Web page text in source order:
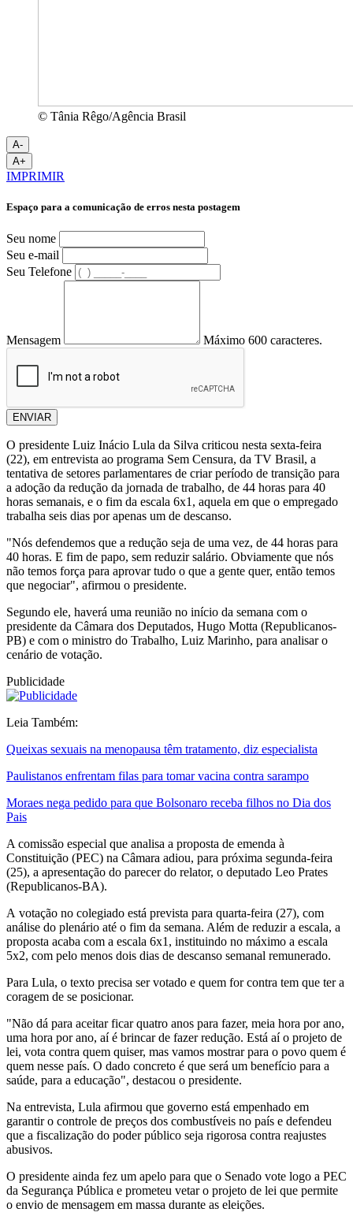
© Tânia Rêgo/Agência Brasil
A-
A+
IMPRIMIR
Espaço para a comunicação de erros nesta postagem
Seu nome
Seu e-mail
Seu Telefone
Mensagem Máximo 600 caracteres.
ENVIAR
O presidente Luiz Inácio Lula da Silva criticou nesta sexta-feira
(22), em entrevista ao programa Sem Censura, da TV Brasil, a
tentativa de setores parlamentares de criar período de transição para
a adoção da redução da jornada de trabalho, de 44 horas para 40
horas semanais, e o fim da escala 6x1, aquela em que o empregado
trabalha seis dias por apenas um de descanso.
"Nós defendemos que a redução seja de uma vez, de 44 horas para
40 horas. E fim de papo, sem reduzir salário. Obviamente que nós
não temos força para aprovar tudo o que a gente quer, então temos
que negociar", afirmou o presidente.
Segundo ele, haverá uma reunião no início da semana com o
presidente da Câmara dos Deputados, Hugo Motta (Republicanos-
PB) e com o ministro do Trabalho, Luiz Marinho, para analisar o
cenário de votação.
Publicidade
Leia Também:
Queixas sexuais na menopausa têm tratamento, diz especialista
Paulistanos enfrentam filas para tomar vacina contra sarampo
Moraes nega pedido para que Bolsonaro receba filhos no Dia dos
Pais
A comissão especial que analisa a proposta de emenda à
Constituição (PEC) na Câmara adiou, para próxima segunda-feira
(25), a apresentação do parecer do relator, o deputado Leo Prates
(Republicanos-BA).
A votação no colegiado está prevista para quarta-feira (27), com
análise do plenário até o fim da semana. Além de reduzir a escala, a
proposta acaba com a escala 6x1, instituindo no máximo a escala
5x2, com pelo menos dois dias de descanso semanal remunerado.
Para Lula, o texto precisa ser votado e quem for contra tem que ter a
coragem de se posicionar.
"Não dá para aceitar ficar quatro anos para fazer, meia hora por ano,
uma hora por ano, aí é brincar de fazer redução. Está aí o projeto de
lei, vota contra quem quiser, mas vamos mostrar para o povo quem é
quem nesse país. O dado concreto é que será um benefício para a
saúde, para a educação", destacou o presidente.
Na entrevista, Lula afirmou que governo está empenhado em
garantir o controle de preços dos combustíveis no país e defendeu
que a fiscalização do poder público seja rigorosa contra reajustes
abusivos.
O presidente ainda fez um apelo para que o Senado vote logo a PEC
da Segurança Pública e prometeu vetar o projeto de lei que permite
o envio de mensagem em massa durante as eleições.